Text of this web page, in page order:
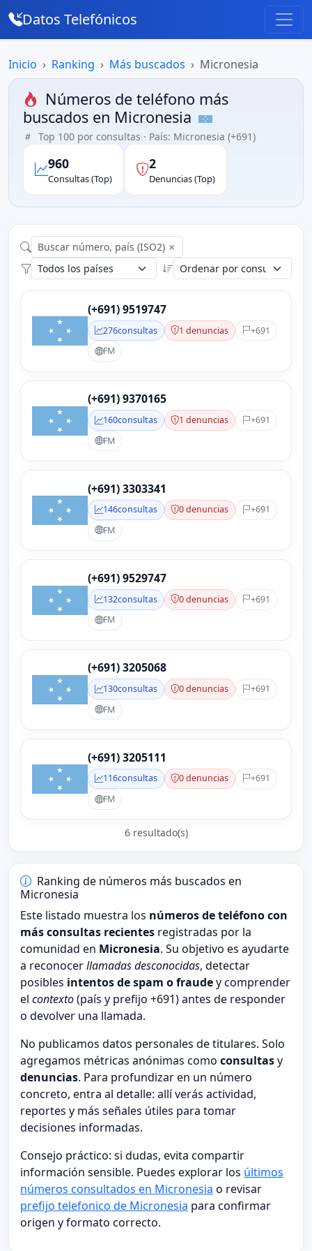
Datos Telefónicos
Inicio Ranking Más buscados Micronesia
Números de teléfono más
buscados en Micronesia
Top 100 por consultas · País: Micronesia (+691)
960
Consultas (Top)
2
Denuncias (Top)
×
(+691) 9519747
276consultas 1 denuncias
+691
FM
(+691) 9370165
160consultas 1 denuncias
+691
FM
(+691) 3303341
146consultas 0 denuncias
+691
FM
(+691) 9529747
132consultas 0 denuncias
+691
FM
(+691) 3205068
130consultas 0 denuncias
+691
FM
(+691) 3205111
116consultas 0 denuncias
+691
FM
6 resultado(s)
Ranking de números más buscados en
Micronesia
Este listado muestra los números de teléfono con
más consultas recientes registradas por la
comunidad en Micronesia. Su objetivo es ayudarte
a reconocerllamadas desconocidas, detectar
posibles intentos de spam o fraudey comprender
el contexto(país y prefijo +691) antes de responder
o devolver una llamada.
No publicamos datos personales de titulares. Solo
agregamos métricas anónimas como consultasy
denuncias. Para profundizar en un número
concreto, entra al detalle: allí verás actividad,
reportes y más señales útiles para tomar
decisiones informadas.
Consejo práctico: si dudas, evita compartir
información sensible. Puedes explorar los últimos
números consultados en Micronesia o revisar
prefijo telefonico de Micronesia para confirmar
origen y formato correcto.